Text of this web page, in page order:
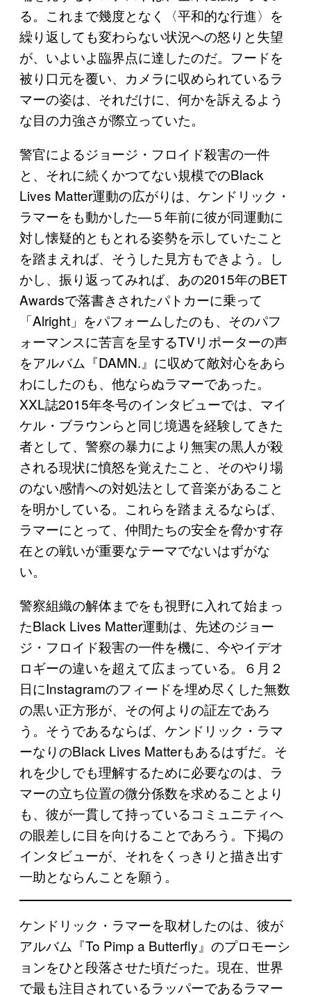
る。これまで幾度となく〈平和的な行進〉を
繰り返しても変わらない状況への怒りと失望
が、いよいよ臨界点に達したのだ。フードを
被り口元を覆い、カメラに収められているラ
マーの姿は、それだけに、何かを訴えるよう
な目の力強さが際立っていた。
警官によるジョージ・フロイド殺害の一件
と、それに続くかつてない規模でのBlack
Lives Matter運動の広がりは、ケンドリック・
ラマーをも動かした—５年前に彼が同運動に
対し懐疑的ともとれる姿勢を示していたこと
を踏まえれば、そうした見方もできよう。し
かし、振り返ってみれば、あの2015年のBET
Awardsで落書きされたパトカーに乗って
「Alright」をパフォームしたのも、そのパフ
ォーマンスに苦言を呈するTVリポーターの声
をアルバム『DAMN.』に収めて敵対心をあら
わにしたのも、他ならぬラマーであった。
XXL誌2015年冬号のインタビューでは、マイ
ケル・ブラウンらと同じ境遇を経験してきた
者として、警察の暴力により無実の黒人が殺
される現状に憤怒を覚えたこと、そのやり場
のない感情への対処法として音楽があること
を明かしている。これらを踏まえるならば、
ラマーにとって、仲間たちの安全を脅かす存
在との戦いが重要なテーマでないはずがな
い。
警察組織の解体までをも視野に入れて始まっ
たBlack Lives Matter運動は、先述のジョー
ジ・フロイド殺害の一件を機に、今やイデオ
ロギーの違いを超えて広まっている。６月２
日にInstagramのフィードを埋め尽くした無数
の黒い正方形が、その何よりの証左であろ
う。そうであるならば、ケンドリック・ラマ
ーなりのBlack Lives Matterもあるはずだ。そ
れを少しでも理解するために必要なのは、ラ
マーの立ち位置の微分係数を求めることより
も、彼が一貫して持っているコミュニティへ
の眼差しに目を向けることであろう。下掲の
インタビューが、それをくっきりと描き出す
一助とならんことを願う。
ケンドリック・ラマーを取材したのは、彼が
アルバム『To Pimp a Butterfly』のプロモーシ
ョンをひと段落させた頃だった。現在、世界
で最も注目されているラッパーであるラマー